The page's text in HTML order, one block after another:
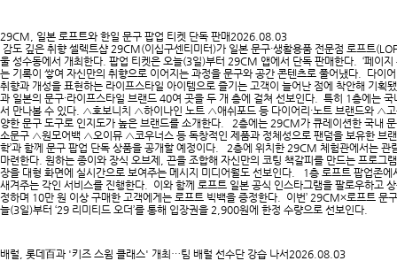
29CM, 일본 로프트와 한일 문구 팝업 티켓 단독 판매2026.08.03
감도 깊은 취향 셀렉트샵 29CM(이십구센티미터)가 일본 문구·생활용품 전문점 로프트
울 성수동에서 개최한다. 팝업 티켓은 오늘(3일)부터 29CM 앱에서 단독 판매한다. ‘페이
는 기록이 쌓여 자신만의 취향으로 이어지는 과정을 문구와 공간 콘텐츠로 풀어냈다. 다이
취향과 개성을 표현하는 라이프스타일 아이템으로 즐기는 고객이 늘어난 점에 착안해 기
과 일본의 문구·라이프스타일 브랜드 40여 곳을 두 개 층에 걸쳐 선보인다. 특히 1층에는
서 만나볼 수 있다. △호보니치 △하이나인 노트 △애쉬포드 등 다이어리·노트 브랜드와 △
양한 문구 도구로 인지도가 높은 브랜드를 소개한다. 2층에는 29CM가 큐레이션한 국내
소문구 △원모어백 △오이뮤 △코우너스 등 독창적인 제품과 정체성으로 팬덤을 보유한 브
학’과 함께 문구 팝업 단독 상품을 공개할 예정이다. 2층에 위치한 29CM 체험관에서는 관
마련한다. 원하는 종이와 장식 오브제, 끈을 조합해 자신만의 코팅 책갈피를 만드는 프로
장을 대형 화면에 실시간으로 보여주는 메시지 미디어월도 선보인다. 1층 로프트 팝업존
새겨주는 각인 서비스를 진행한다. 이와 함께 로프트 일본 공식 인스타그램을 팔로우하고
정하며 10만 원 이상 구매한 고객에게는 로프트 빅백을 증정한다. 이번’ 29CM×로프트
늘(3일)부터 ‘29 리미티드 오더’를 통해 입장권을 2,900원에 한정 수량으로 선보인다.​
배럴, 롯데百과 '키즈 스윔 클래스' 개최…팀 배럴 선수단 강습 나서 2026.08.03